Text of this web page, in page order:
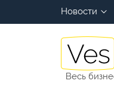
Новости
Весь